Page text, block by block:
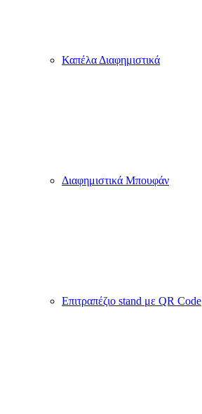
Καπέλα Διαφημιστικά
Διαφημιστικά Μπουφάν
Επιτραπέζιο stand με QR Code